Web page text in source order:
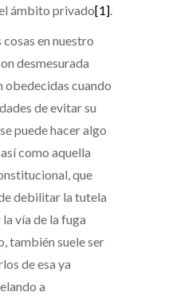
ámbito privado[1].
en nuestro
desmesurada
obedecidas cuando
de evitar su
puede hacer algo
como aquella
que
debilitar la tutela
vía de la fuga
también suele ser
de esa ya
a